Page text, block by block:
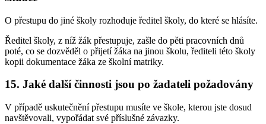
O přestupu do jiné školy rozhoduje ředitel školy, do které se hlásíte.
Ředitel školy, z níž žák přestupuje, zašle do pěti pracovních dnů
poté, co se dozvěděl o přijetí žáka na jinou školu, řediteli této školy
kopii dokumentace žáka ze školní matriky.
15. Jaké další činnosti jsou po žadateli požadovány
V případě uskutečnění přestupu musíte ve škole, kterou jste dosud
navštěvovali, vypořádat své příslušné závazky.